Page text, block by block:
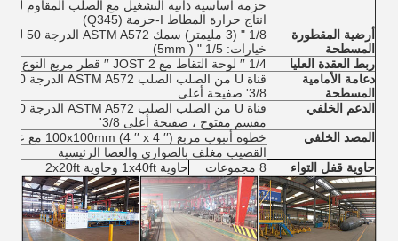
انتاج حرارة المطاط I-حزمة (Q345)
أرضية المقطورة
المسطحة
1/8 " (3 مليمتر) سمك ASTM A572 الدرجة 50 لوحة الفولاذ المسجلة
خيارات: 1/5 " ( 5mm)
ربط العقدة العليا
1/4 ′′ لوحة التقاط مع JOST 2 ′′ قطر مربع النوع الملك دبوس لكل معيار SAE
دعامة الأمامية
المسطحة
3/8' صفيحة أعلى
الدعم الخلفي
مقسم مفتوح ، صفيحة أعلى 3/8'
المصد الخلفي
خطوة أنبوب مربع 100x100mm (4 ′′ x 4 ′′) مع عقدة عمودية قطعة H ′′
القضيب مغلف بالصواري والعصا الرئيسية
حاوية قفل التواء
8 مجموعات حاوية 1x40ft وحاوية 2x20ft